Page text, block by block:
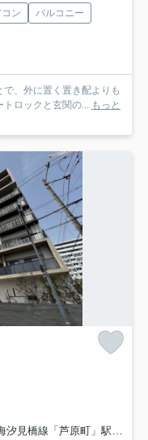
ン
バルコニー
、外に置く置き配よりも
ロックと玄関の... もっと
見橋線「芦原町」駅 徒歩8分